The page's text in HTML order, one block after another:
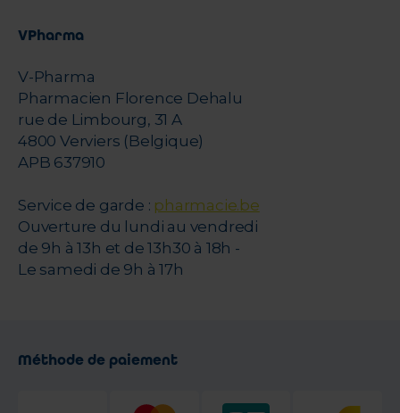
VPharma
V-Pharma
Pharmacien Florence Dehalu
rue de Limbourg, 31 A
4800 Verviers (Belgique)
APB 637910
Service de garde : pharmacie.be
Ouverture du lundi au vendredi
de 9h à 13h et de 13h30 à 18h -
Le samedi de 9h à 17h
Méthode de paiement